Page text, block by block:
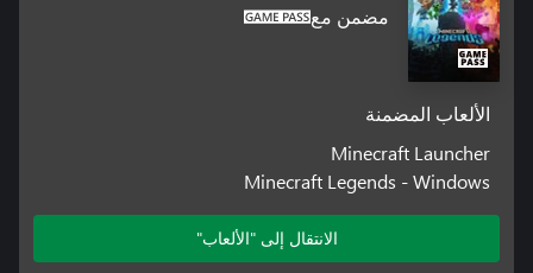
مضمن مع
الألعاب المضمنة
Minecraft Launcher
Minecraft Legends - Windows
الانتقال إلى "الألعاب"